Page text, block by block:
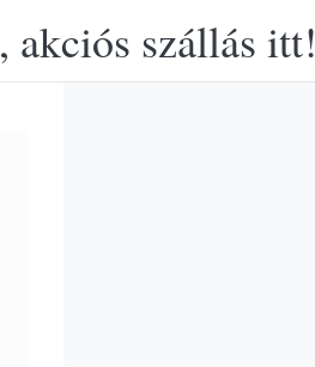
akciós szállás itt!